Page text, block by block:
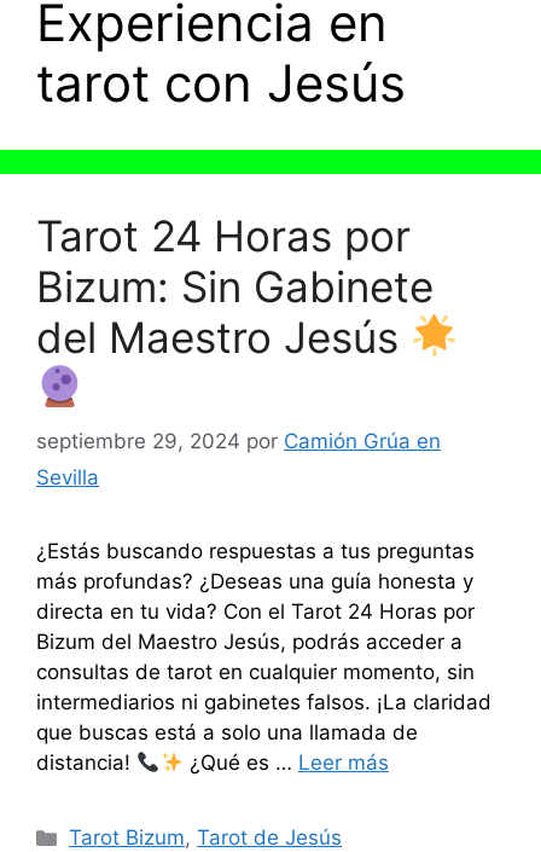
Experiencia en
tarot con Jesús
Tarot 24 Horas por
Bizum: Sin Gabinete
del Maestro Jesús
septiembre 29, 2024 por Camión Grúa en
Sevilla
¿Estás buscando respuestas a tus preguntas
más profundas? ¿Deseas una guía honesta y
directa en tu vida? Con el Tarot 24 Horas por
Bizum del Maestro Jesús, podrás acceder a
consultas de tarot en cualquier momento, sin
intermediarios ni gabinetes falsos. ¡La claridad
que buscas está a solo una llamada de
distancia!
¿Qué es … Leer más
Categorías
Tarot Bizum,Tarot de Jesús